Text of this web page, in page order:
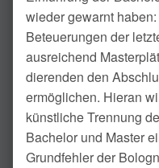
wieder gewarnt
Beteuerungen der
ausreichend
dierenden den
ermöglichen. Hieran
künstliche Trennung
Bachelor und Master
Grundfehler der